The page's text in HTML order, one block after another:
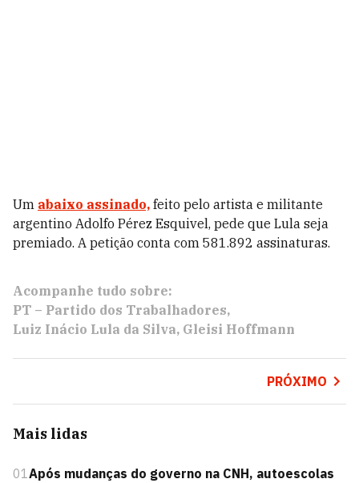
Um abaixo assinado, feito pelo artista e militante
argentino Adolfo Pérez Esquivel, pede que Lula seja
premiado. A petição conta com 581.892 assinaturas.
Acompanhe tudo sobre:
PT – Partido dos Trabalhadores
Luiz Inácio Lula da Silva Gleisi Hoffmann
PRÓXIMO
Mais lidas
01 Após mudanças do governo na CNH, autoescolas